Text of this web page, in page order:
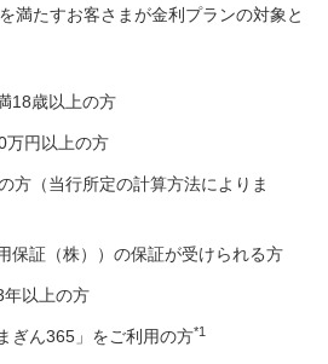
満たすお客さまが金利プランの対象と
18歳以上の方
万円以上の方
方（当行所定の計算方法によりま
保証（株））の保証が受けられる方
以上の方
ぎん365」をご利用の方*1